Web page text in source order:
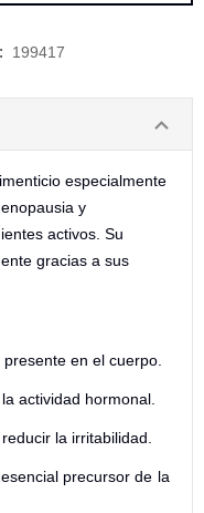
199417
especialmente
y
activos. Su
gracias a sus
en el cuerpo.
actividad hormonal.
la irritabilidad.
precursor de la